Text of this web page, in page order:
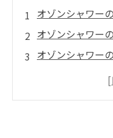
オゾンシャワー
オゾンシャワー
オゾンシャワー
オゾンシャワー